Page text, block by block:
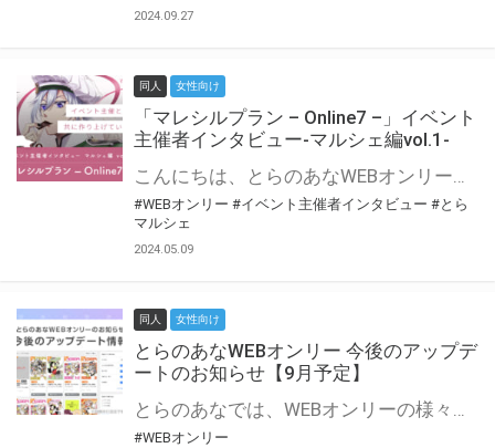
2024.09.27
同人 女性向け
「マレシルプラン – Online7 –」イベント
主催者インタビュー-マルシェ編vol.1-
こんにちは、とらのあなWEBオンリー運営スタッフです。 新たにお届けする、イベント主催者インタビュー-マルシェ編-は、 とらのあなWEBオンリー「マルシェ」をご利用した主催様に 「マルシェ」を使って開催した感想や心がけをお聞きする企画です。 今回は、WEBオンリー開催7回目迎えた「マレシルプラン – Online7 –」より、 主催の玉川うた様にお話を伺いました。 ▼マレシルプランのインタビュー前回記事 「イベント主催者インタビュー vol.6」はこちら 協力：玉川うた様（マレシルプラン実行委員会 代表）／イベント公式Twitter（@mallesil_plan） とらのあなWEBオンリー「マルシェ」とは？ WEBオンリーでリアルタイムでコミュニケーションがとれるオンライン会場です。
#WEBオンリー #イベント主催者インタビュー #とら
マルシェ
2024.05.09
同人 女性向け
とらのあなWEBオンリー 今後のアップデ
ートのお知らせ【9月予定】
とらのあなでは、WEBオンリーの様々な支援を実施しています。 今回は2021年9月に実装を予定しているアップデート情報についてご紹介いたします。 とらのあなWEBオンリーサイトはこちら
#WEBオンリー